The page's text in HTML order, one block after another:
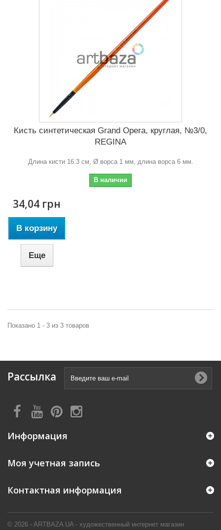
Кисть синтетическая Grand Opera, круглая, №3/0,
REGINA
Длина кисти 16.3 см, Ø ворса 1 мм, длина ворса 6 мм.
В наличии
34,04 грн
В корзину
Еще
Показано 1 - 3 из 3 товаров
Рассылка
Информация
© 2026 - ARTBAZA UA - художественный интернет магазин
Моя учетная запись
Контактная информация